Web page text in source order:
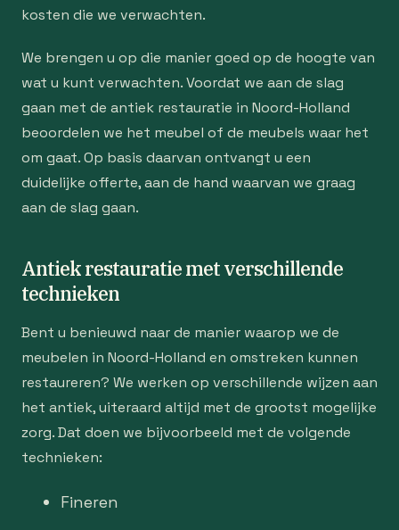
kosten die we verwachten.
We brengen u op die manier goed op de hoogte van
wat u kunt verwachten. Voordat we aan de slag
gaan met de antiek restauratie in Noord-Holland
beoordelen we het meubel of de meubels waar het
om gaat. Op basis daarvan ontvangt u een
duidelijke offerte, aan de hand waarvan we graag
aan de slag gaan.
Antiek restauratie met verschillende
technieken
Bent u benieuwd naar de manier waarop we de
meubelen in Noord-Holland en omstreken kunnen
restaureren? We werken op verschillende wijzen aan
het antiek, uiteraard altijd met de grootst mogelijke
zorg. Dat doen we bijvoorbeeld met de volgende
technieken:
Fineren